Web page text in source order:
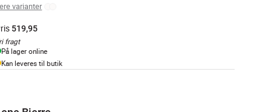
varianter
519,95
fragt
På lager online
Kan leveres til butik